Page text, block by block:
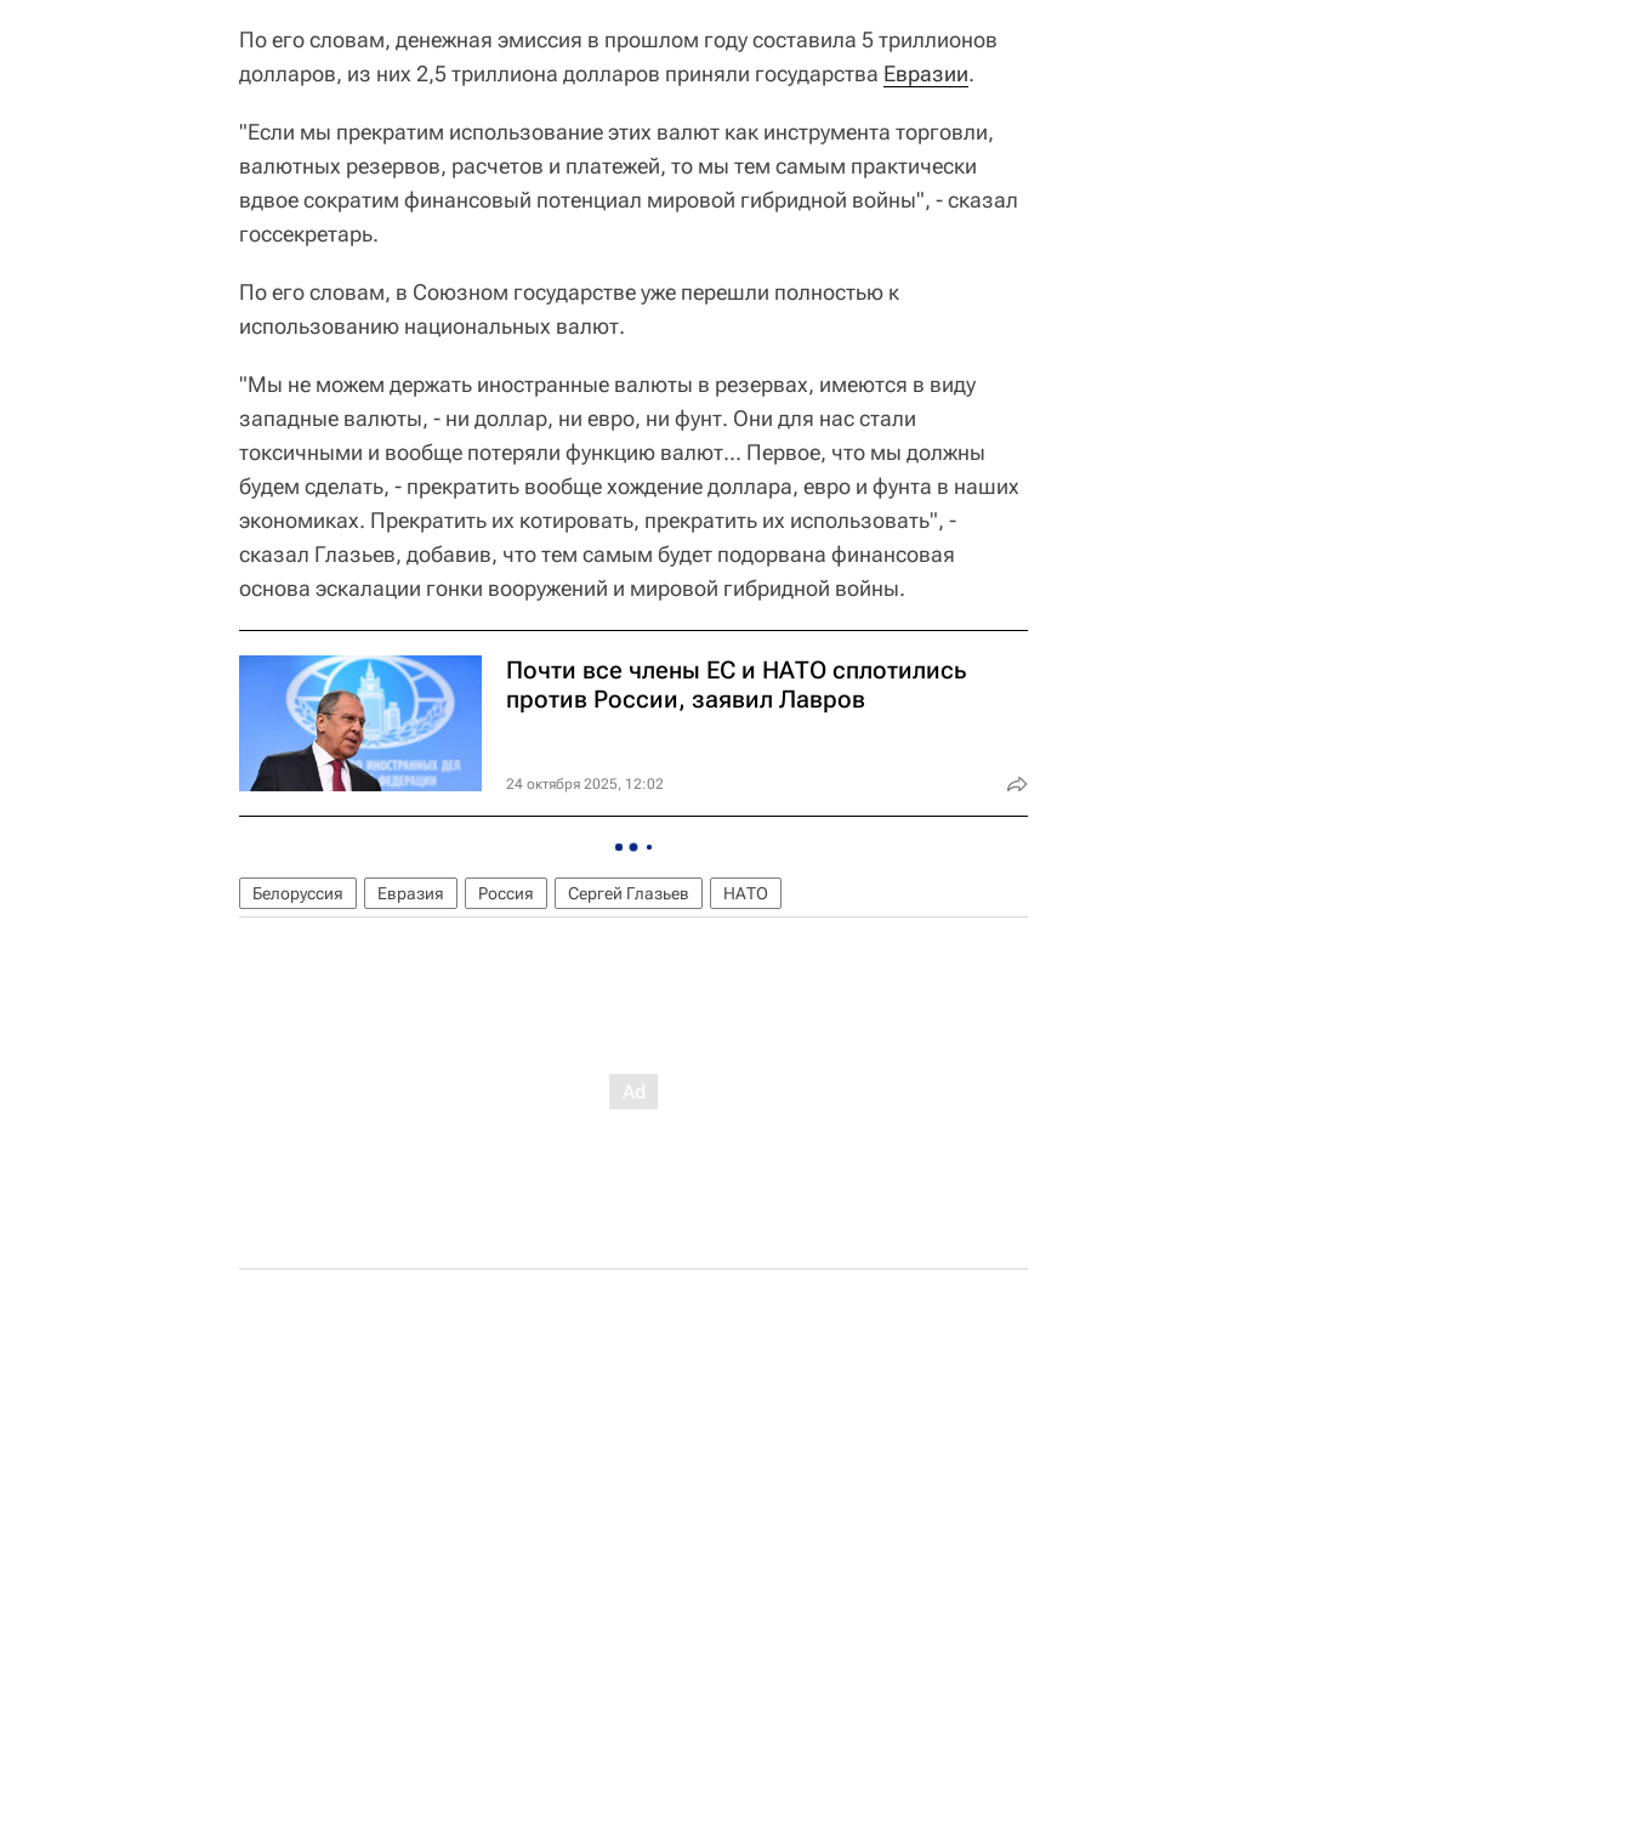
По его словам, денежная эмиссия в прошлом году составила 5 триллионов
долларов, из них 2,5 триллиона долларов приняли государства Евразии.
"Если мы прекратим использование этих валют как инструмента торговли,
валютных резервов, расчетов и платежей, то мы тем самым практически
вдвое сократим финансовый потенциал мировой гибридной войны", - сказал
госсекретарь.
По его словам, в Союзном государстве уже перешли полностью к
использованию национальных валют.
"Мы не можем держать иностранные валюты в резервах, имеются в виду
западные валюты, - ни доллар, ни евро, ни фунт. Они для нас стали
токсичными и вообще потеряли функцию валют... Первое, что мы должны
будем сделать, - прекратить вообще хождение доллара, евро и фунта в наших
экономиках. Прекратить их котировать, прекратить их использовать", -
сказал Глазьев, добавив, что тем самым будет подорвана финансовая
основа эскалации гонки вооружений и мировой гибридной войны.
Почти все члены ЕС и НАТО сплотились
против России, заявил Лавров
24 октября 2025, 12:02
Белоруссия Евразия Россия Сергей Глазьев НАТО